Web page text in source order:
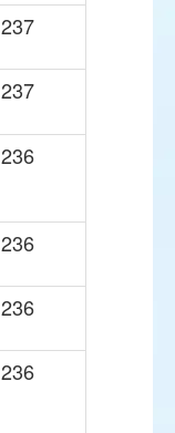
237
237
236
236
236
236